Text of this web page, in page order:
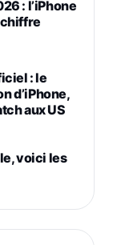
: l’iPhone
: le
d’iPhone,
aux US
voici les